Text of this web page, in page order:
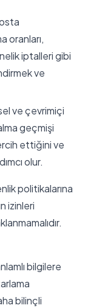
oranları,
iptalleri gibi
ve
ve çevrimiçi
geçmişi
ettiğini ve
olur.
politikalarına
izinleri
bilgilere
bilinçli